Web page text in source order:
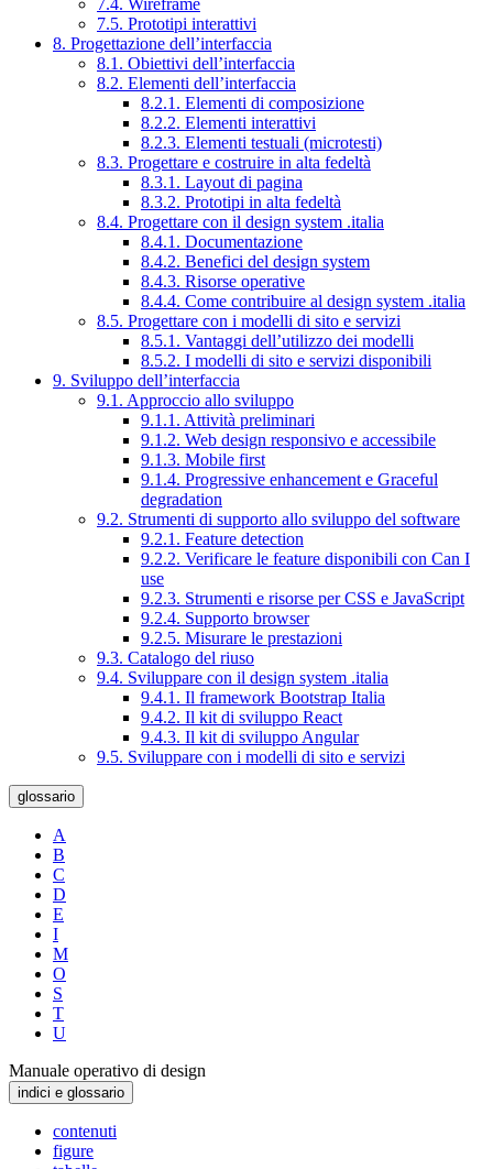
7.4. Wireframe
7.5. Prototipi interattivi
8. Progettazione dell’interfaccia
8.1. Obiettivi dell’interfaccia
8.2. Elementi dell’interfaccia
8.2.1. Elementi di composizione
8.2.2. Elementi interattivi
8.2.3. Elementi testuali (microtesti)
8.3. Progettare e costruire in alta fedeltà
8.3.1. Layout di pagina
8.3.2. Prototipi in alta fedeltà
8.4. Progettare con il design system .italia
8.4.1. Documentazione
8.4.2. Benefici del design system
8.4.3. Risorse operative
8.4.4. Come contribuire al design system .italia
8.5. Progettare con i modelli di sito e servizi
8.5.1. Vantaggi dell’utilizzo dei modelli
8.5.2. I modelli di sito e servizi disponibili
9. Sviluppo dell’interfaccia
9.1. Approccio allo sviluppo
9.1.1. Attività preliminari
9.1.2. Web design responsivo e accessibile
9.1.3. Mobile first
9.1.4. Progressive enhancement e Graceful
degradation
9.2. Strumenti di supporto allo sviluppo del software
9.2.1. Feature detection
9.2.2. Verificare le feature disponibili con Can I
use
9.2.3. Strumenti e risorse per CSS e JavaScript
9.2.4. Supporto browser
9.2.5. Misurare le prestazioni
9.3. Catalogo del riuso
9.4. Sviluppare con il design system .italia
9.4.1. Il framework Bootstrap Italia
9.4.2. Il kit di sviluppo React
9.4.3. Il kit di sviluppo Angular
9.5. Sviluppare con i modelli di sito e servizi
glossario
A
B
C
D
E
I
M
O
S
T
U
Manuale operativo di design
indici e glossario
contenuti
figure